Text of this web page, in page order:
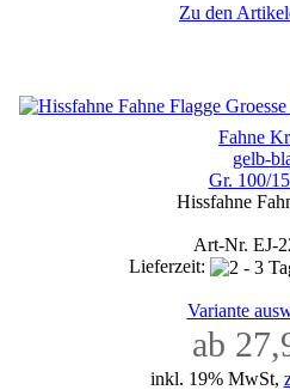
Zu den
Fahne
gelb-
Gr. 100/
Hissfahne
Art-Nr. EJ-
Lieferzeit:
Variante
ab
inkl. 19% MwSt,